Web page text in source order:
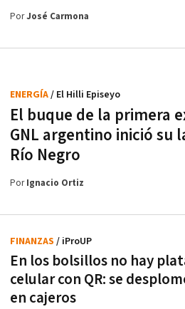
PorJosé Carmona
El buque de la primera
GNL argentino inició su
Río Negro
ENERGÍA/ El Hilli Episeyo
PorIgnacio Ortiz
En los bolsillos no hay
celular con QR: se
en cajeros
FINANZAS / iProUP